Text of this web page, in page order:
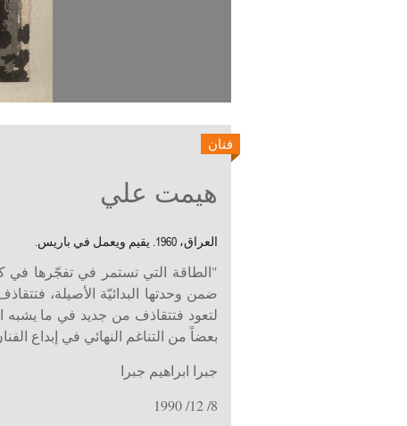
فنان
هيمت علي
العراق، 1960. يقيم ويعمل في باريس.
"الطاقة التي تستمر في تفجّرها
ضمن وحدتها البدائيّة الأصيلة،
لتعود فتتقاذف من جديد في ما
بعضاً من التناغم النهائي في إبداع
جبرا ابراهيم جبرا
8/ 12/ 1990